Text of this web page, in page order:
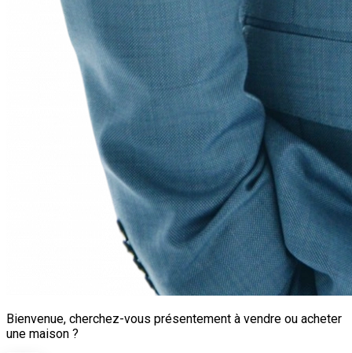
Bienvenue, cherchez-vous présentement à vendre ou acheter
une maison ?